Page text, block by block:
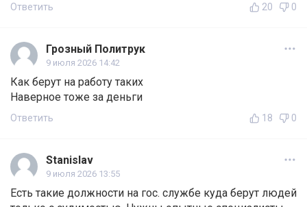
Ответить 20 0
Грозный Политрук
9 июля 2026 14:42
Как берут на работу таких
Наверное тоже за деньги
Ответить 18 0
Stanislav
9 июля 2026 13:55
Есть такие должности на гос. службе куда берут людей